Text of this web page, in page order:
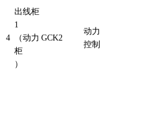
4
出线柜
1
（动力
柜
）
GCK2
动力
控制